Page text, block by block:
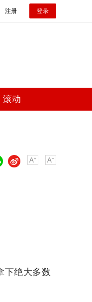
注册 登录
滚动
下绝大多数